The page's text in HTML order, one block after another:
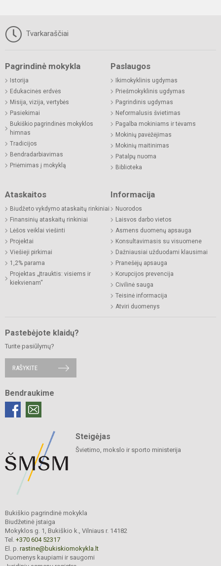
Tvarkaraščiai
Pagrindinė mokykla
Istorija
Edukacinės erdvės
Misija, vizija, vertybės
Pasiekimai
Bukiškio pagrindinės mokyklos
himnas
Tradicijos
Bendradarbiavimas
Priėmimas į mokyklą
Paslaugos
Ikimokyklinis ugdymas
Priešmokyklinis ugdymas
Pagrindinis ugdymas
Neformalusis švietimas
Pagalba mokiniams ir tėvams
Mokinių pavėžėjimas
Mokinių maitinimas
Patalpų nuoma
Biblioteka
Ataskaitos
Biudžeto vykdymo ataskaitų rinkiniai
Finansinių ataskaitų rinkiniai
Lėšos veiklai viešinti
Projektai
Viešieji pirkimai
1,2% parama
Projektas „Įtrauktis: visiems ir
kiekvienam“
Informacija
Nuorodos
Laisvos darbo vietos
Asmens duomenų apsauga
Konsultavimasis su visuomene
Dažniausiai užduodami klausimai
Pranešėjų apsauga
Korupcijos prevencija
Civilinė sauga
Teisinė informacija
Atviri duomenys
Pastebėjote klaidų?
Turite pasiūlymų?
RAŠYKITE
Bendraukime
Steigėjas
Švietimo, mokslo ir sporto ministerija
Bukiškio pagrindinė mokykla
Biudžetinė įstaiga
Mokyklos g. 1, Bukiškio k., Vilniaus r. 14182
Tel. +370 604 52317
El. p. rastine@bukiskiomokykla.lt
Duomenys kaupiami ir saugomi